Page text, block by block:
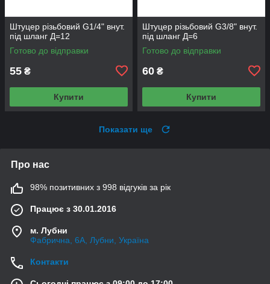
Штуцер різьбовий G1/4" внут.
під шланг Д=12
Готово до відправки
55 ₴
Купити
Штуцер різьбовий G3/8" внут.
під шланг Д=6
Готово до відправки
60 ₴
Купити
Показати ще
Про нас
98% позитивних з 998 відгуків за рік
Працює з 30.01.2016
м. Лубни
Фабрична, 6А, Лубни, Україна
Контакти